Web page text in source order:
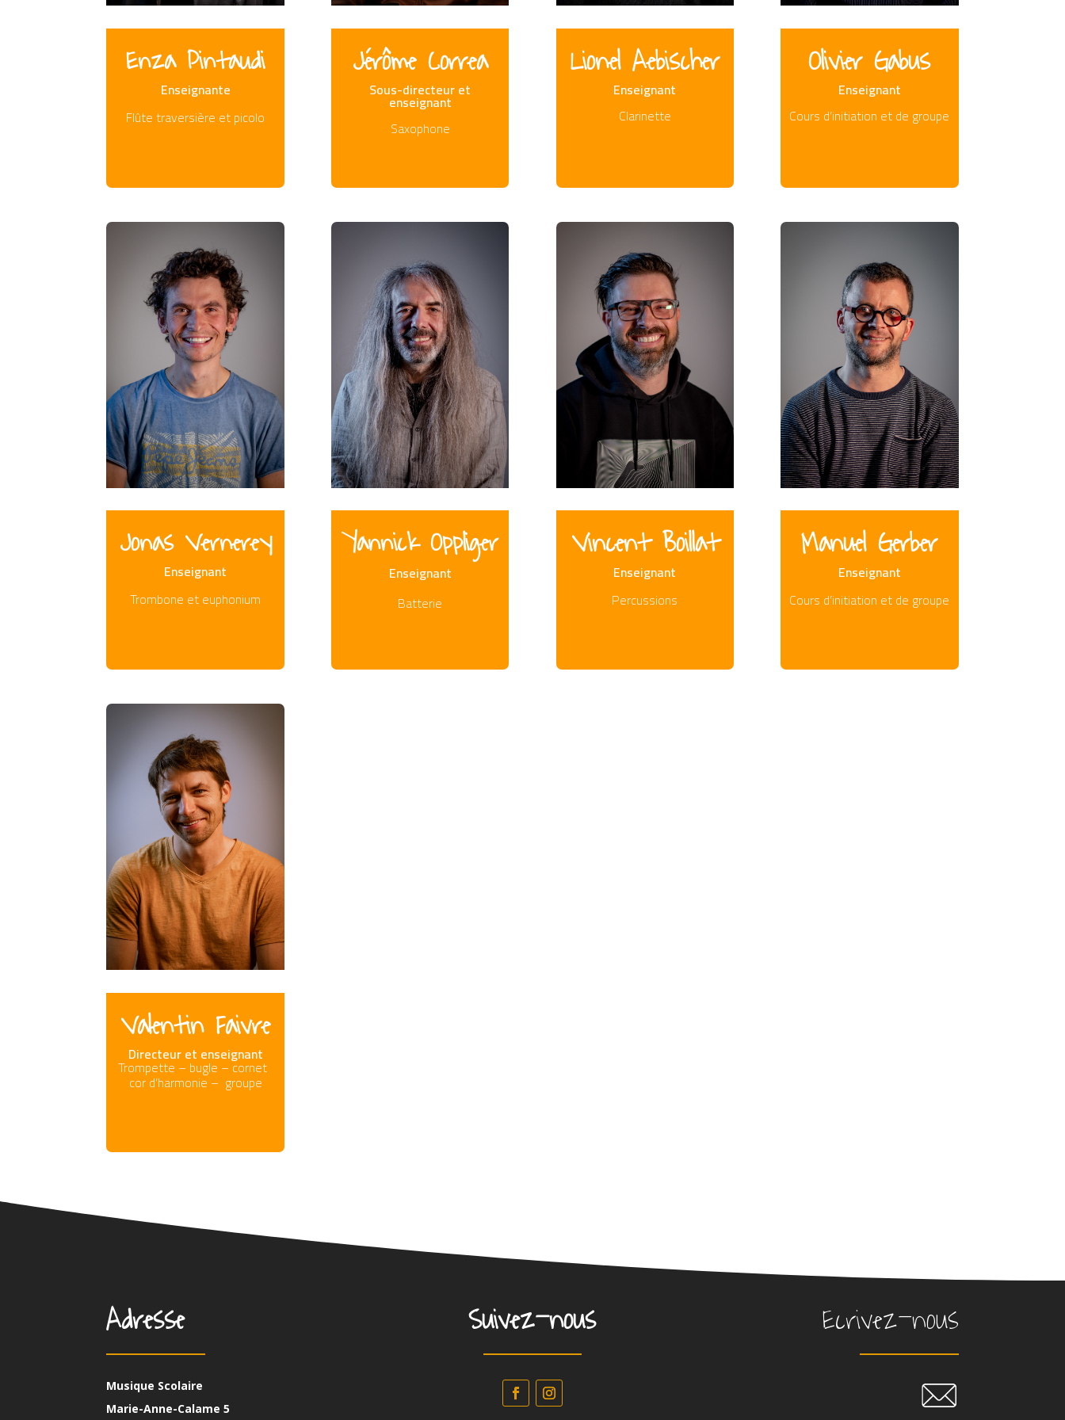
Enza Pintaudi
Enseignante
Flûte traversière et picolo
Jérôme Correa
Sous-directeur et
enseignant
Saxophone
Lionel Aebischer
Enseignant
Clarinette
Olivier Gabus
Enseignant
Cours d’initiation et de groupe
Jonas Vernerey
Enseignant
Trombone et euphonium
Yannick Oppliger
Enseignant
Batterie
Vincent Boillat
Enseignant
Percussions
Manuel Gerber
Enseignant
Cours d’initiation et de groupe
Valentin Faivre
Directeur et enseignant
Trompette – bugle – cornet
cor d’harmonie – groupe
Adresse
Musique Scolaire
Marie-Anne-Calame 5
Suivez-nous Ecrivez-nous